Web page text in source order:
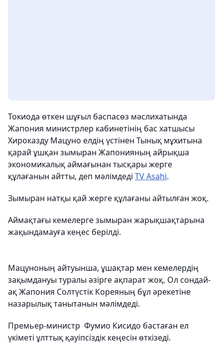
Токиода өткен шұғыл баспасөз мәслихатында
Жапония министрлер кабинетінің бас хатшысы
Хироказду Мацуно елдің үстінен Тынық мұхитына
қарай ұшқан зымыран Жапонияның айрықша
экономикалық аймағынан тысқары жерге
құлағанын айтты, деп мәлімдеді TV Asahi.
Зымыран натқы қай жерге құлағаны айтылған жоқ.
Аймақтағы кемелерге зымыран жарықшақтарына
жақындамауға кеңес берілді.
Мацуноның айтуынша, ұшақтар мен кемелердің
зақымдануы туралы әзірге ақпарат жоқ. Ол сондай-
ақ Жапония Солтүстік Кореяның бұл әрекетіне
назарылық танытанын мәлімдеді.
Премьер-министр Фумио Кисидо бастаған ел
үкіметі ұлттық қауіпсіздік кеңесін өткізеді.